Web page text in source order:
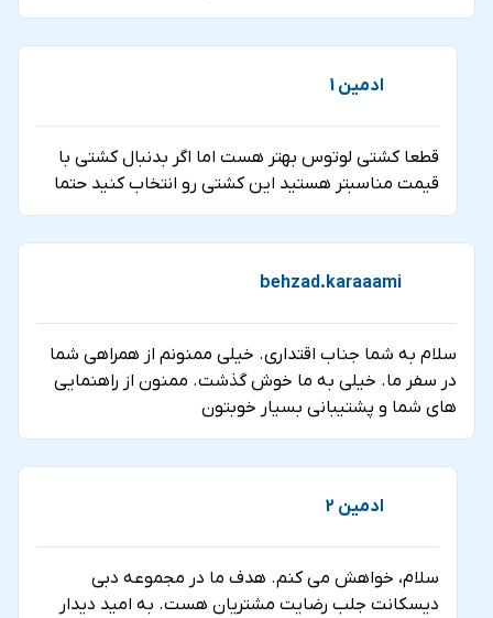
ادمین 1
قطعا کشتی لوتوس بهتر هست اما اگر بدنبال کشتی با
قیمت مناسبتر هستید این کشتی رو انتخاب کنید حتما
behzad.karaaami
سلام به شما جناب اقتداری. خیلی ممنونم از همراهی شما
در سفر ما. خیلی به ما خوش گذشت. ممنون از راهنمایی
های شما و پشتیبانی بسیار خوبتون
ادمین 2
سلام، خواهش می کنم. هدف ما در مجموعه دبی
دیسکانت جلب رضایت مشتریان هست. به امید دیدار